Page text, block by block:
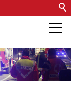
Barrierefreiheit